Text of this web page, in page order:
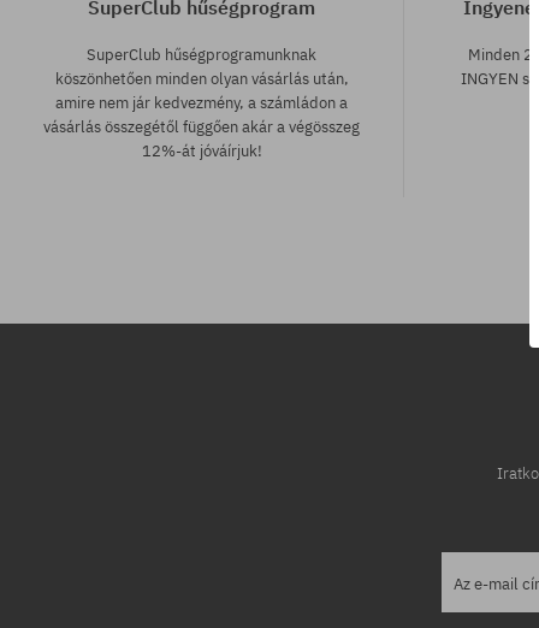
SuperClub hűségprogram
SuperClub hűségprogramunknak
köszönhetően minden olyan vásárlás után,
amire nem jár kedvezmény, a számládon a
vásárlás összegétől függően akár a végösszeg
12%-át jóváírjuk!
Minden
INGYEN
Az e-mail